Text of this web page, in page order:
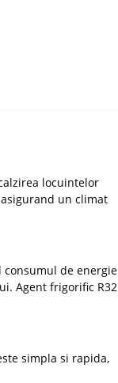
locuintelor
un climat
de energie
Agent frigorific R32
simpla si rapida,